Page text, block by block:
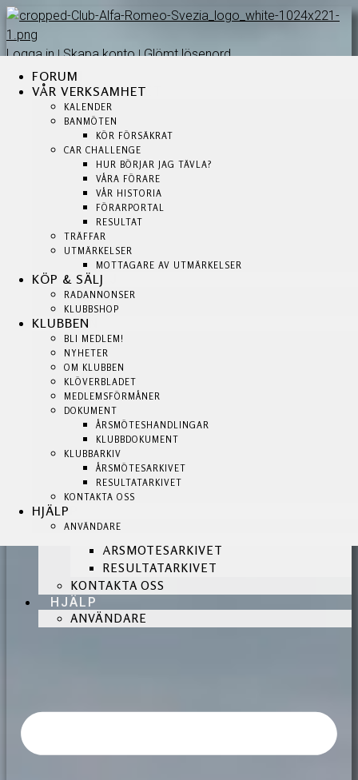
Logga in | Skapa konto | Glömt lösenord
FORUM
VÅR VERKSAMHET
KALENDER
BANMÖTEN
KÖR FÖRSÄKRAT
CAR CHALLENGE
HUR BÖRJAR JAG TÄVLA?
VÅRA FÖRARE
VÅR HISTORIA
FÖRARPORTAL
RESULTAT
TRÄFFAR
UTMÄRKELSER
MOTTAGARE AV UTMÄRKELSER
KÖP & SÄLJ
RADANNONSER
KLUBBSHOP
KLUBBEN
BLI MEDLEM!
NYHETER
OM KLUBBEN
KLÖVERBLADET
MEDLEMSFÖRMÅNER
DOKUMENT
ÅRSMÖTESHANDLINGAR
KLUBBARKIV
ÅRSMÖTESARKIVET
RESULTATARKIVET
KONTAKTA OSS
HJÄLP
ANVÄNDARE
FORUM
VÅR VERKSAMHET
KALENDER
BANMÖTEN
KÖR FÖRSÄKRAT
CAR CHALLENGE
HUR BÖRJAR JAG TÄVLA?
VÅRA FÖRARE
VÅR HISTORIA
FÖRARPORTAL
RESULTAT
TRÄFFAR
UTMÄRKELSER
MOTTAGARE AV UTMÄRKELSER
KÖP & SÄLJ
RADANNONSER
KLUBBSHOP
KLUBBEN
BLI MEDLEM!
NYHETER
OM KLUBBEN
KLÖVERBLADET
MEDLEMSFÖRMÅNER
DOKUMENT
ÅRSMÖTESHANDLINGAR
KLUBBDOKUMENT
KLUBBARKIV
ÅRSMÖTESARKIVET
RESULTATARKIVET
KONTAKTA OSS
HJÄLP
ANVÄNDARE
FORUM
VÅR VERKSAMHET
KALENDER
BANMÖTEN
KÖR FÖRSÄKRAT
CAR CHALLENGE
HUR BÖRJAR JAG TÄVLA?
VÅRA FÖRARE
VÅR HISTORIA
FÖRARPORTAL
RESULTAT
TRÄFFAR
UTMÄRKELSER
MOTTAGARE AV UTMÄRKELSER
KÖP & SÄLJ
RADANNONSER
KLUBBSHOP
KLUBBEN
BLI MEDLEM!
NYHETER
OM KLUBBEN
KLÖVERBLADET
MEDLEMSFÖRMÅNER
DOKUMENT
ÅRSMÖTESHANDLINGAR
KLUBBDOKUMENT
KLUBBARKIV
ÅRSMÖTESARKIVET
RESULTATARKIVET
KONTAKTA OSS
HJÄLP
ANVÄNDARE